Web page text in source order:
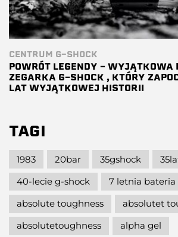
CENTRUM G-SHOCK
POWRÓT LEGENDY – WYJĄTKOWA
ZEGARKA G-SHOCK , KTÓRY
LAT WYJĄTKOWEJ HISTORII
TAGI
1983 20bar 35gshock
40-lecie g-shock
7 letnia bateria
absolute toughness
absolutet
absolutetoughness
alpha gel